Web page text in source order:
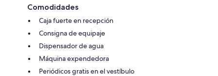
Comodidades
Caja fuerte en recepción
Consigna de equipaje
Dispensador de agua
Máquina expendedora
Periódicos gratis en el vestíbulo